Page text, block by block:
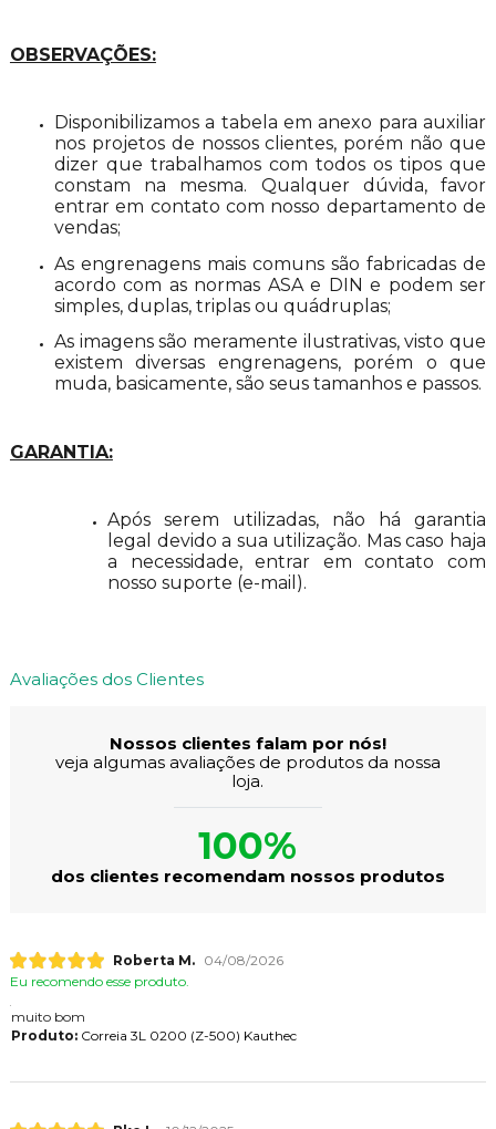
OBSERVAÇÕES:
Disponibilizamos a tabela em anexo para auxiliar
nos projetos de nossos clientes, porém não que
dizer que trabalhamos com todos os tipos que
constam na mesma. Qualquer dúvida, favor
entrar em contato com nosso departamento de
vendas;
As engrenagens mais comuns são fabricadas de
acordo com as normas ASA e DIN e podem ser
simples, duplas, triplas ou quádruplas;
As imagens são meramente ilustrativas, visto que
existem diversas engrenagens, porém o que
muda, basicamente, são seus tamanhos e passos.
GARANTIA:
Após serem utilizadas, não há garantia
legal devido a sua utilização. Mas caso haja
a necessidade, entrar em contato com
nosso suporte (e-mail).
Avaliações dos Clientes
Nossos clientes falam por nós!
veja algumas avaliações de produtos da nossa
loja.
100%
dos clientes recomendam nossos produtos
Roberta M.
04/08/2026
Eu recomendo esse produto.
muito bom
Produto:Correia 3L 0200 (Z-500) Kauthec